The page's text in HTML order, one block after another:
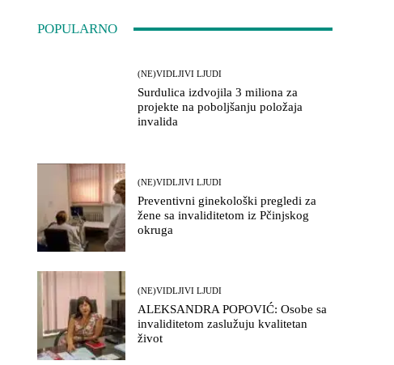
POPULARNO
(NE)VIDLJIVI LJUDI
Surdulica izdvojila 3 miliona za
projekte na poboljšanju položaja
invalida
(NE)VIDLJIVI LJUDI
Preventivni ginekološki pregledi za
žene sa invaliditetom iz Pčinjskog
okruga
(NE)VIDLJIVI LJUDI
ALEKSANDRA POPOVIĆ: Osobe sa
invaliditetom zaslužuju kvalitetan
život